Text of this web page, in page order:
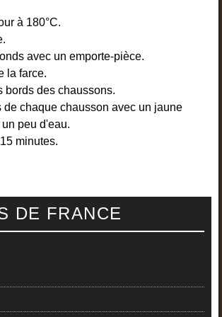
à 180°C.
avec un emporte-pièce.
la farce.
bords des chaussons.
de chaque chausson avec un jaune
peu d'eau.
minutes.
DE FRANCE